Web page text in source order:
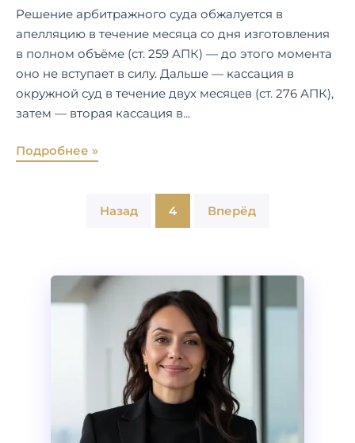
Решение арбитражного суда обжалуется в
апелляцию в течение месяца со дня изготовления
в полном объёме (ст. 259 АПК) — до этого момента
оно не вступает в силу. Дальше — кассация в
окружной суд в течение двух месяцев (ст. 276 АПК),
затем — вторая кассация в...
Подробнее »
Назад 4 Вперёд